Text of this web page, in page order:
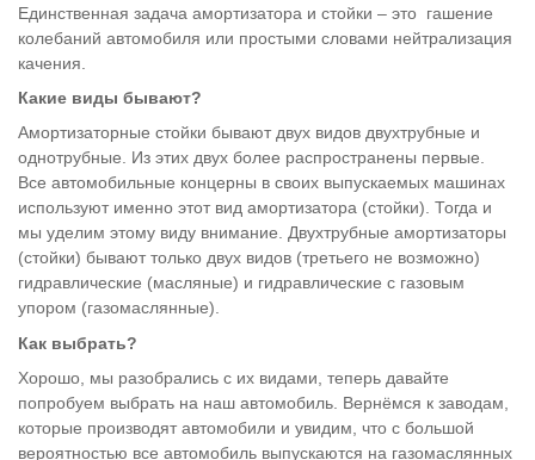
Единственная задача амортизатора и стойки – это гашение
колебаний автомобиля или простыми словами нейтрализация
качения.
Какие виды бывают?
Амортизаторные стойки бывают двух видов двухтрубные и
однотрубные. Из этих двух более распространены первые.
Все автомобильные концерны в своих выпускаемых машинах
используют именно этот вид амортизатора (стойки). Тогда и
мы уделим этому виду внимание. Двухтрубные амортизаторы
(стойки) бывают только двух видов (третьего не возможно)
гидравлические (масляные) и гидравлические с газовым
упором (газомаслянные).
Как выбрать?
Хорошо, мы разобрались с их видами, теперь давайте
попробуем выбрать на наш автомобиль. Вернёмся к заводам,
которые производят автомобили и увидим, что с большой
вероятностью все автомобиль выпускаются на газомаслянных